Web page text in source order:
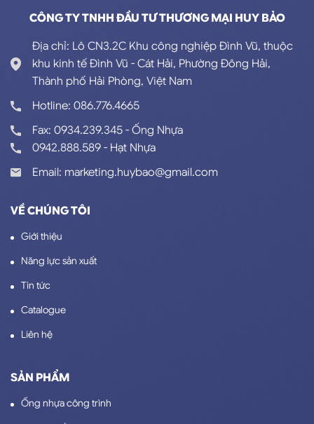
CÔNG TY TNHH ĐẦU TƯ THƯƠNG MẠI HUY BẢO
Địa chỉ: Lô CN3.2C Khu công nghiệp Đình Vũ, thuộc
khu kinh tế Đình Vũ - Cát Hải, Phường Đông Hải,
Thành phố Hải Phòng, Việt Nam
Hotline: 086.776.4665
Fax: 0934.239.345 - Ống Nhựa
0942.888.589 - Hạt Nhựa
Email: marketing.huybao@gmail.com
VỀ CHÚNG TÔI
Giới thiệu
Năng lực sản xuất
Tin tức
Catalogue
Liên hệ
SẢN PHẨM
Ống nhựa công trình